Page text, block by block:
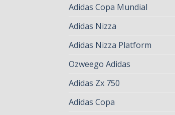
Adidas Copa Mundial
Adidas Nizza
Adidas Nizza Platform
Ozweego Adidas
Adidas Zx 750
Adidas Copa
STAN SMITH LUX
63.00
STAN SMITH LUX